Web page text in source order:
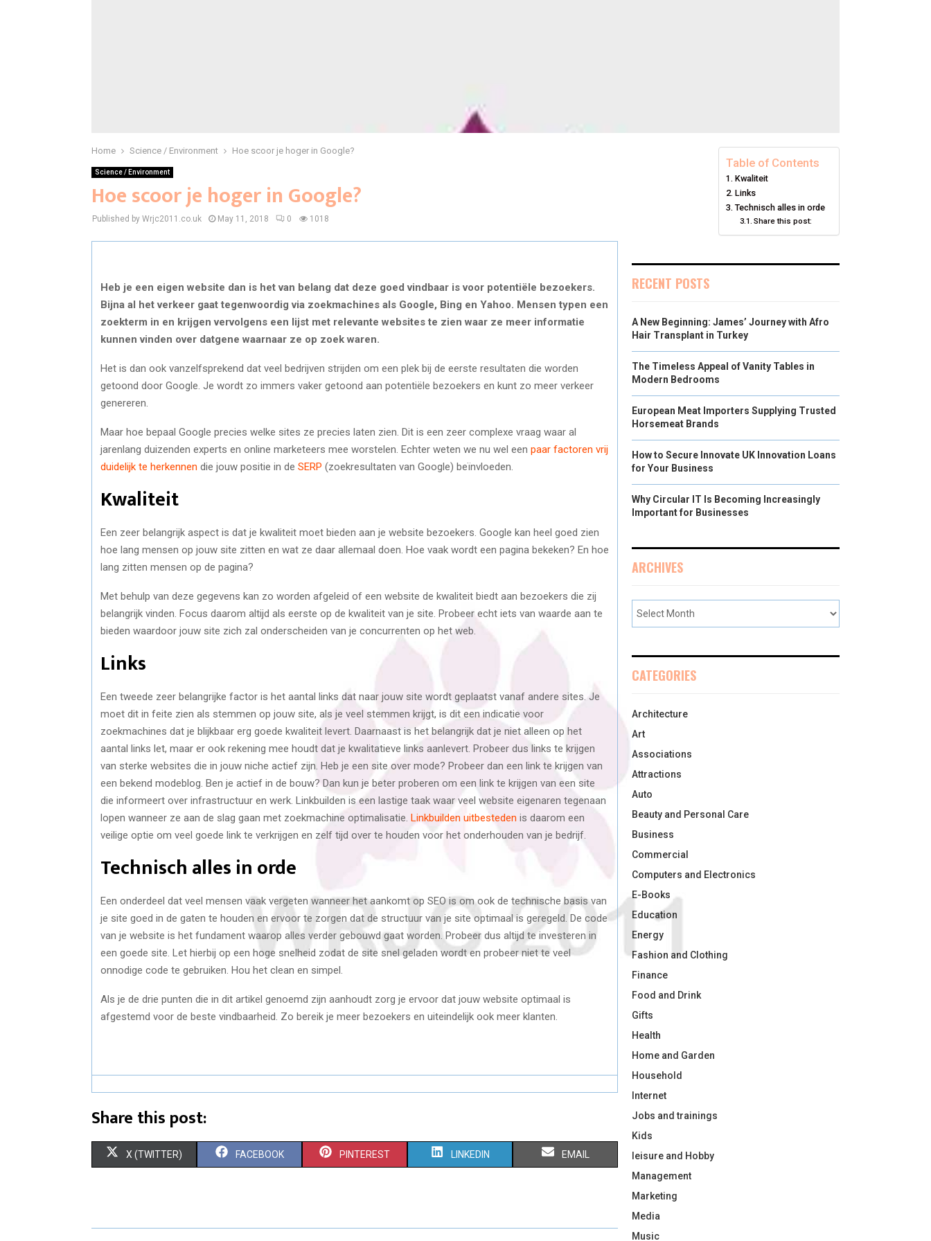
Home Science / Environment Hoe scoor je hoger in Google?
Science / Environment
Hoe scoor je hoger in Google?
Published by Wrjc2011.co.uk May 11, 2018 0 1018
Heb je een eigen website dan is het van belang dat deze goed vindbaar is voor potentiële bezoekers.
Bijna al het verkeer gaat tegenwoordig via zoekmachines als Google, Bing en Yahoo. Mensen typen een
zoekterm in en krijgen vervolgens een lijst met relevante websites te zien waar ze meer informatie
kunnen vinden over datgene waarnaar ze op zoek waren.
Het is dan ook vanzelfsprekend dat veel bedrijven strijden om een plek bij de eerste resultaten die worden
getoond door Google. Je wordt zo immers vaker getoond aan potentiële bezoekers en kunt zo meer verkeer
genereren.
Maar hoe bepaal Google precies welke sites ze precies laten zien. Dit is een zeer complexe vraag waar al
jarenlang duizenden experts en online marketeers mee worstelen. Echter weten we nu wel een paar factoren vrij
duidelijk te herkennen die jouw positie in de SERP (zoekresultaten van Google) beïnvloeden.
Kwaliteit
Een zeer belangrijk aspect is dat je kwaliteit moet bieden aan je website bezoekers. Google kan heel goed zien
hoe lang mensen op jouw site zitten en wat ze daar allemaal doen. Hoe vaak wordt een pagina bekeken? En hoe
lang zitten mensen op de pagina?
Met behulp van deze gegevens kan zo worden afgeleid of een website de kwaliteit biedt aan bezoekers die zij
belangrijk vinden. Focus daarom altijd als eerste op de kwaliteit van je site. Probeer echt iets van waarde aan te
bieden waardoor jouw site zich zal onderscheiden van je concurrenten op het web.
Links
Een tweede zeer belangrijke factor is het aantal links dat naar jouw site wordt geplaatst vanaf andere sites. Je
moet dit in feite zien als stemmen op jouw site, als je veel stemmen krijgt, is dit een indicatie voor
zoekmachines dat je blijkbaar erg goede kwaliteit levert. Daarnaast is het belangrijk dat je niet alleen op het
aantal links let, maar er ook rekening mee houdt dat je kwalitatieve links aanlevert. Probeer dus links te krijgen
van sterke websites die in jouw niche actief zijn. Heb je een site over mode? Probeer dan een link te krijgen van
een bekend modeblog. Ben je actief in de bouw? Dan kun je beter proberen om een link te krijgen van een site
die informeert over infrastructuur en werk. Linkbuilden is een lastige taak waar veel website eigenaren tegenaan
lopen wanneer ze aan de slag gaan met zoekmachine optimalisatie. Linkbuilden uitbesteden is daarom een
veilige optie om veel goede link te verkrijgen en zelf tijd over te houden voor het onderhouden van je bedrijf.
Technisch alles in orde
Een onderdeel dat veel mensen vaak vergeten wanneer het aankomt op SEO is om ook de technische basis van
je site goed in de gaten te houden en ervoor te zorgen dat de structuur van je site optimaal is geregeld. De code
van je website is het fundament waarop alles verder gebouwd gaat worden. Probeer dus altijd te investeren in
een goede site. Let hierbij op een hoge snelheid zodat de site snel geladen wordt en probeer niet te veel
onnodige code te gebruiken. Hou het clean en simpel.
Als je de drie punten die in dit artikel genoemd zijn aanhoudt zorg je ervoor dat jouw website optimaal is
afgestemd voor de beste vindbaarheid. Zo bereik je meer bezoekers en uiteindelijk ook meer klanten.
Share this post:
S
R
X (TWITTER) S
R
FACEBOOK S
R
PINTEREST S
R
LINKEDIN S
R
EMAIL
Table of Contents
Kwaliteit
Links
Technisch alles in orde
Share this post:
RECENT POSTS
A New Beginning: James’ Journey with Afro
Hair Transplant in Turkey
The Timeless Appeal of Vanity Tables in
Modern Bedrooms
European Meat Importers Supplying Trusted
Horsemeat Brands
How to Secure Innovate UK Innovation Loans
for Your Business
Why Circular IT Is Becoming Increasingly
Important for Businesses
ARCHIVES
CATEGORIES
Architecture
Art
Associations
Attractions
Auto
Beauty and Personal Care
Business
Commercial
Computers and Electronics
E-Books
Education
Energy
Fashion and Clothing
Finance
Food and Drink
Gifts
Health
Home and Garden
Household
Internet
Jobs and trainings
Kids
leisure and Hobby
Management
Marketing
Media
Music